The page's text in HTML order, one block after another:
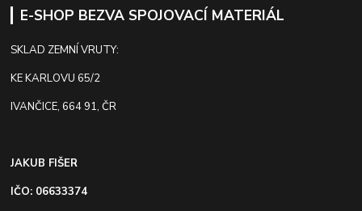
E-SHOP BEZVA SPOJOVACÍ MATERIÁL
SKLAD ZEMNÍ VRUTY:
KE KARLOVU 65/2
IVANČICE, 664 91, ČR
JAKUB FIŠER
IČO: 06633374